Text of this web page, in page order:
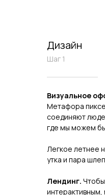
Дизайн
Шаг 1
Визуальное
Метафора
соединяют
где мы можем
Легкое летнее
утка и пара
Лендинг.